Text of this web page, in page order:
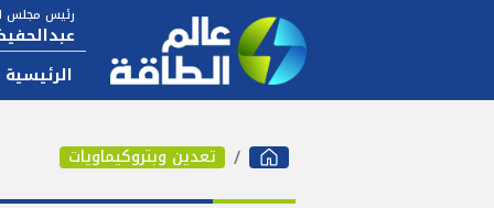
رئيس مجلس
الرئيسية
تعدين وبتروكيماويات